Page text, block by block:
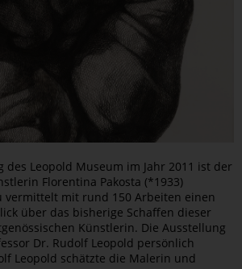
des Leopold Museum im Jahr 2011 ist der
Florentina Pakosta (*1933)
vermittelt mit rund 150 Arbeiten einen
über das bisherige Schaffen dieser
Künstlerin. Die Ausstellung
Dr. Rudolf Leopold persönlich
Leopold schätzte die Malerin und